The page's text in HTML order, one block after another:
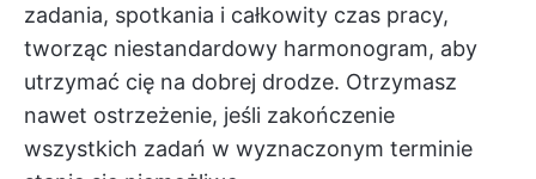
zadania, spotkania i całkowity czas pracy,
tworząc niestandardowy harmonogram, aby
utrzymać cię na dobrej drodze. Otrzymasz
nawet ostrzeżenie, jeśli zakończenie
wszystkich zadań w wyznaczonym terminie